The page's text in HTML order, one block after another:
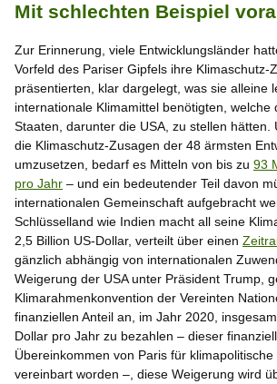
Mit schlechten Beispiel
Zur Erinnerung, viele Entwicklungsländer
Vorfeld des Pariser Gipfels ihre Klimaschutz-
präsentierten, klar dargelegt, was sie alleine
internationale Klimamittel benötigten, welche
Staaten, darunter die USA, zu stellen hätten.
die Klimaschutz-Zusagen der 48 ärmsten
umzusetzen, bedarf es Mitteln von bis zu 93
pro Jahr – und ein bedeutender Teil davon
internationalen Gemeinschaft aufgebracht
Schlüsselland wie Indien macht all seine
2,5 Billion US-Dollar, verteilt über einen
gänzlich abhängig von internationalen
Weigerung der USA unter Präsident Trump,
Klimarahmenkonvention der Vereinten
finanziellen Anteil an, im Jahr 2020,
Dollar pro Jahr zu bezahlen – dieser
Übereinkommen von Paris für
vereinbart worden –, diese Weigerung wird